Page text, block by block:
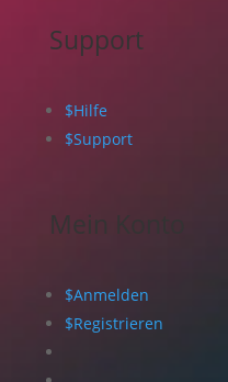
Support
$Hilfe
$Support
Mein Konto
$Anmelden
$Registrieren